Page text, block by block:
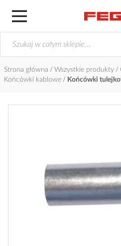
Strona główna Wszystkie produkty
Końcówki kablowe
Końcówki